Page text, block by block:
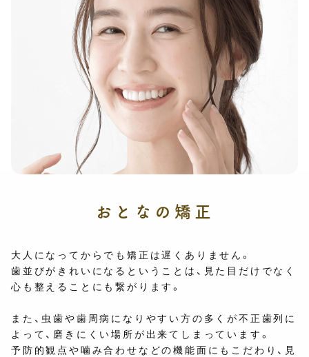
おとなの矯正
大人になってからでも矯正は遅くありません。
歯並びがきれいになるということは、見た目だけでなく
心も整えることにも繋がります。
また、虫歯や歯周病になりやすい方の多くが不正歯列に
よって、磨きにくい場所が出来てしまっています。
予防的観点や噛み合わせなどの機能面にもこだわり、見